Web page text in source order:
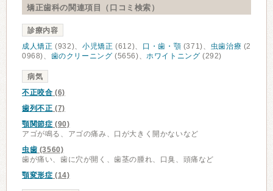
矯正歯科の関連項目（口コミ検索）
診療内容
成人矯正 (932)、 小児矯正 (612)、 口・歯・顎 (371)、 虫歯治療 (2
0968)、 歯のクリーニング (5656)、ホワイトニング (292)
病気
不正咬合 (6)
歯列不正 (7)
顎関節症 (90)
アゴが鳴る、アゴの痛み、口が大きく開かないなど
虫歯 (3560)
歯が痛い、歯に穴が開く、歯茎の腫れ、口臭、頭痛など
顎変形症 (14)